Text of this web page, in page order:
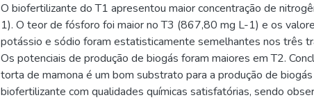
O biofertilizante do T1 apresentou maior concentração de
1). O teor de fósforo foi maior no T3 (867,80 mg L-1) e os
potássio e sódio foram estatisticamente semelhantes nos três
Os potenciais de produção de biogás foram maiores em T2.
torta de mamona é um bom substrato para a produção de
biofertilizante com qualidades químicas satisfatórias, sendo